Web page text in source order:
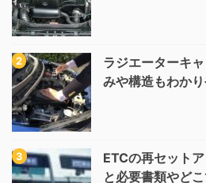
ラジエーターキ
みや構造もわかり
ETCの再セット
と必要書類やど